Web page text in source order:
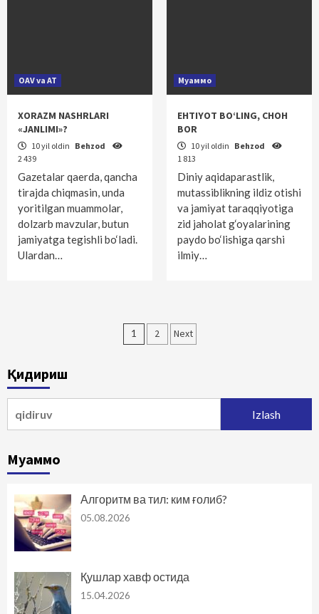
OAV va AT
XORAZM NASHRLARI
«JANLIMI»?
10 yil oldin Behzod
2 439
Gazetalar qaerda, qancha
tirajda chiqmasin, unda
yoritilgan muammolar,
dolzarb mavzular, butun
jamiyatga tegishli bo‘ladi.
Ulardan…
Муаммо
EHTIYOT BO‘LING, CHOH
BOR
10 yil oldin Behzod
1 813
Diniy aqidaparastlik,
mutassiblikning ildiz otishi
va jamiyat taraqqiyotiga
zid jaholat g‘oyalarining
paydo bo‘lishiga qarshi
ilmiy…
Maqolalar
1 2 Next
Қидириш
Муаммо
Алгоритм ва тил: ким ғолиб?
05.08.2026
Қушлар хавф остида
15.04.2026